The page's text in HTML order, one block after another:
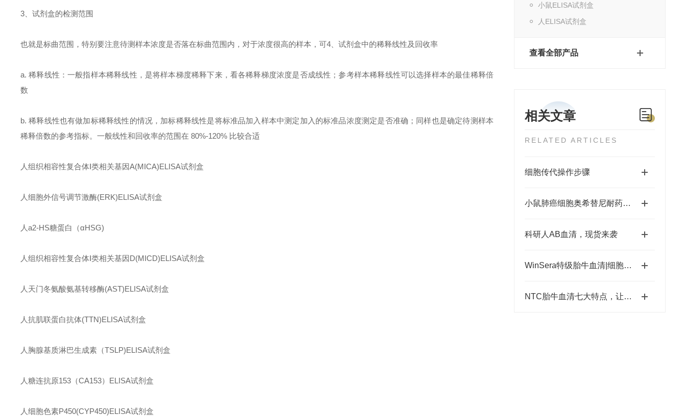
小鼠ELISA试剂盒
人ELISA试剂盒
查看全部产品
相关文章
RELATED ARTICLES
细胞传代操作步骤
小鼠肺癌细胞奥希替尼耐药株LLC+Osimertinib培养说明
科研人AB血清，现货来袭
WinSera特级胎牛血清|细胞培养好帮手
NTC胎牛血清七大特点，让你放心选用
3 、试剂盒的检测范围
也就是标曲范围，特别要注意待测样本浓度是否落在标曲范围内，对于浓度很高的样本，可4 、试剂盒中的稀释线性及回收率
a.稀释线性：一般指样本稀释线性，是将样本梯度稀释下来，看各稀释梯度浓度是否成线性；参考样本稀释线性可以选择样本的最佳稀释倍
数
b.稀释线性也有做加标稀释线性的情况，加标稀释线性是将标准品加入样本中测定加入的标准品浓度测定是否准确；同样也是确定待测样本
稀释倍数的参考指标。一般线性和回收率的范围在 80%-120% 比较合适
人组织相容性复合体Ⅰ类相关基因A(MICA)ELISA试剂盒
人细胞外信号调节激酶(ERK)ELISA试剂盒
人 a2-HS糖蛋白（αHSG)
人组织相容性复合体Ⅰ类相关基因D(MICD)ELISA试剂盒
人天门冬氨酸氨基转移酶(AST)ELISA试剂盒
人抗肌联蛋白抗体(TTN)ELISA试剂盒
人胸腺基质淋巴生成素（TSLP)ELISA试剂盒
人糖连抗原153 （CA153） ELISA试剂盒
人细胞色素P450(CYP450)ELISA试剂盒